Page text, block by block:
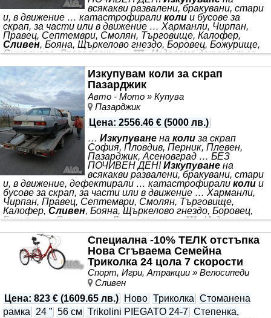
всякакви развалени, бракувани, стари
и, в движение … катастрофирали коли и бусове за
скрап, за части или в движение … Харманли, Чирпан,
Правец, Септември, Смолян, Търговище, Калофер,
Сливен, Бояна, Щъркелово гнездо, Боровец, Божурище,
Симеоново, Драгалевци … , *** . Издаваме документ за
ТРАНСПОРТ от място в удобно за Вас време. Плащане
на място. РАБОТНО ВРЕМЕ - БЕЗ ПРЕКЪСВАНЕ! ЦЕНИ:
СПОРЕД МОДЕЛА И ОКОМПЛЕКТОВКАТА!! МОЛЯ
ОБАДЕТЕ СЕ НА ПОСОЧЕНИЯ ТЕЛЕФОН
Изкупувам коли за скрап
Пазарджик
Авто - Мото » Купува
Пазарджик
Цена: 2556.46 € (5000 лв.)
… Изкупуване на коли за скрап
София, Пловдив, Перник, Плевен,
Пазарджик, Асеновград … БЕЗ
ПОЧИВЕН ДЕН!Изкупуване на
всякакви развалени, бракувани, стари
и, в движение, дефектирали … катастрофирали коли и
бусове за скрап, за части или в движение … Харманли,
Чирпан, Правец, Септември, Смолян, Търговище,
Калофер, Сливен, Бояна, Щъркелово гнездо, Боровец,
Божурище, Симеоново, Драгалевци … , *** . Издаваме
БЕЗПЛАТЕН ТРАНСПОРТ от място в удобно за Вас
време. Плащане на място. РАБОТНО ВРЕМЕ - БЕЗ
ПРЕКЪСВАНЕ! ЦЕНИ: СПОРЕД МОДЕЛА И
ОКОМПЛЕКТОВКАТА!! МОЛЯ ОБАДЕТЕ СЕ НА
Специална -10% ТЕЛК отстъпка
Нова Сгъваема Семейна
Триколка 24 цола 7 скорости
Спорт, Игри, Атракции » Велосипеди
Сливен
Цена: 823 € (1609.65 лв.) Ново Триколка Стоманена
рамка 24 ” 56 см Trikolini PIEGATO 24-7 Степенка,